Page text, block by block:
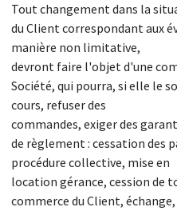
Tout changement dans la
du Client correspondant aux
manière non limitative,
devront faire l'objet d'une
Société, qui pourra, si elle le
cours, refuser des
commandes, exiger des
de règlement : cessation des
procédure collective, mise en
location gérance, cession de
commerce du Client,